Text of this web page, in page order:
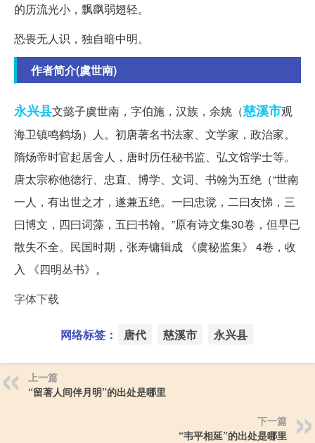
的历流光小，飘飖弱翅轻。
恐畏无人识，独自暗中明。
作者简介(虞世南)
永兴县文懿子虞世南，字伯施，汉族，余姚（慈溪市观
海卫镇鸣鹤场）人。初唐著名书法家、文学家，政治家。
隋炀帝时官起居舍人，唐时历任秘书监、弘文馆学士等。
唐太宗称他德行、忠直、博学、文词、书翰为五绝（“世南
一人，有出世之才，遂兼五绝。一曰忠谠，二曰友悌，三
曰博文，四曰词藻，五曰书翰。”原有诗文集30卷，但早已
散失不全。民国时期，张寿镛辑成 《虞秘监集》 4卷，收
入 《四明丛书》。
字体下载
网络标签： 唐代 慈溪市 永兴县
上一篇
“留著人间伴月明”的出处是哪里
下一篇
“韦平相延”的出处是哪里